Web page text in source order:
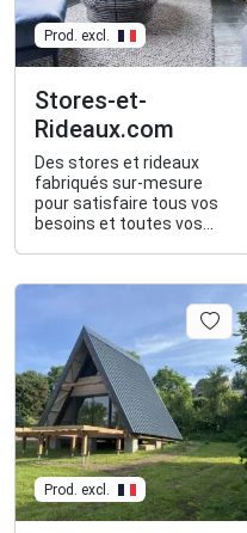
Prod. excl.
Stores-et-
Rideaux.com
Des stores et rideaux
fabriqués sur-mesure
pour satisfaire tous vos
besoins et toutes vos
Prod. excl.